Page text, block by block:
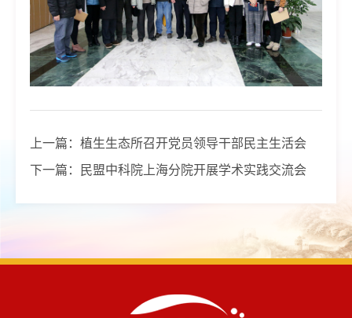
上一篇： 植生生态所召开党员领导干部民主生活会
下一篇：
民盟中科院上海分院开展学术实践交流会